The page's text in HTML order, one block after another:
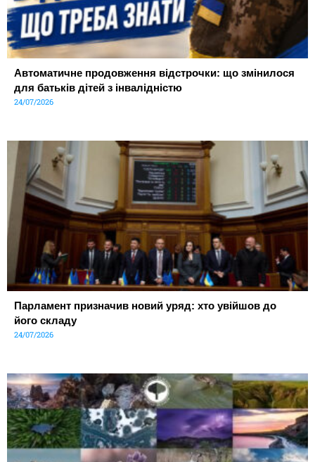
Автоматичне продовження відстрочки: що змінилося
для батьків дітей з інвалідністю
24/07/2026
Парламент призначив новий уряд: хто увійшов до
його складу
24/07/2026